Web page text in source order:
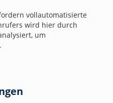
vollautomatisierte
wird hier durch
um